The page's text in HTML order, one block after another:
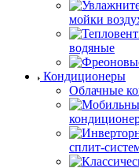
мойки
водяные
Кондиционеры
Облачные
сплит-